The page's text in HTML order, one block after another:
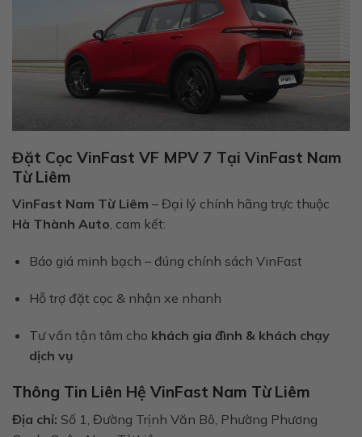
Đặt Cọc VinFast VF MPV 7 Tại VinFast Nam
Từ Liêm
VinFast Nam Từ Liêm – Đại lý chính hãng trực thuộc
Hà Thành Auto, cam kết:
Báo giá minh bạch – đúng chính sách VinFast
Hỗ trợ đặt cọc & nhận xe nhanh
Tư vấn tận tâm cho khách gia đình & khách chạy
dịch vụ
Thông Tin Liên Hệ VinFast Nam Từ Liêm
Địa chỉ: Số 1, Đường Trịnh Văn Bô, Phường Phương